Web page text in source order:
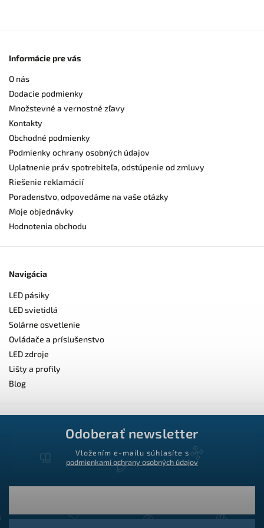
Informácie pre vás
O nás
Dodacie podmienky
Množstevné a vernostné zľavy
Kontakty
Obchodné podmienky
Podmienky ochrany osobných údajov
Uplatnenie práv spotrebiteľa, odstúpenie od zmluvy
Riešenie reklamácií
Poradenstvo, odpovedáme na vaše otázky
Moje objednávky
Hodnotenia obchodu
Navigácia
LED pásiky
LED svietidlá
Solárne osvetlenie
Ovládače a príslušenstvo
LED zdroje
Lišty a profily
Blog
Odoberať newsletter
Vložením e-mailu súhlasíte s
podmienkami ochrany osobných údajov